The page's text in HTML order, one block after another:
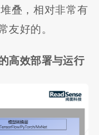
叠，相对非常有
友好的。
高效部署与运行